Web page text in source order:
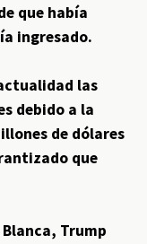
que había
ingresado.
las
debido a la
de dólares
que
Blanca, Trump